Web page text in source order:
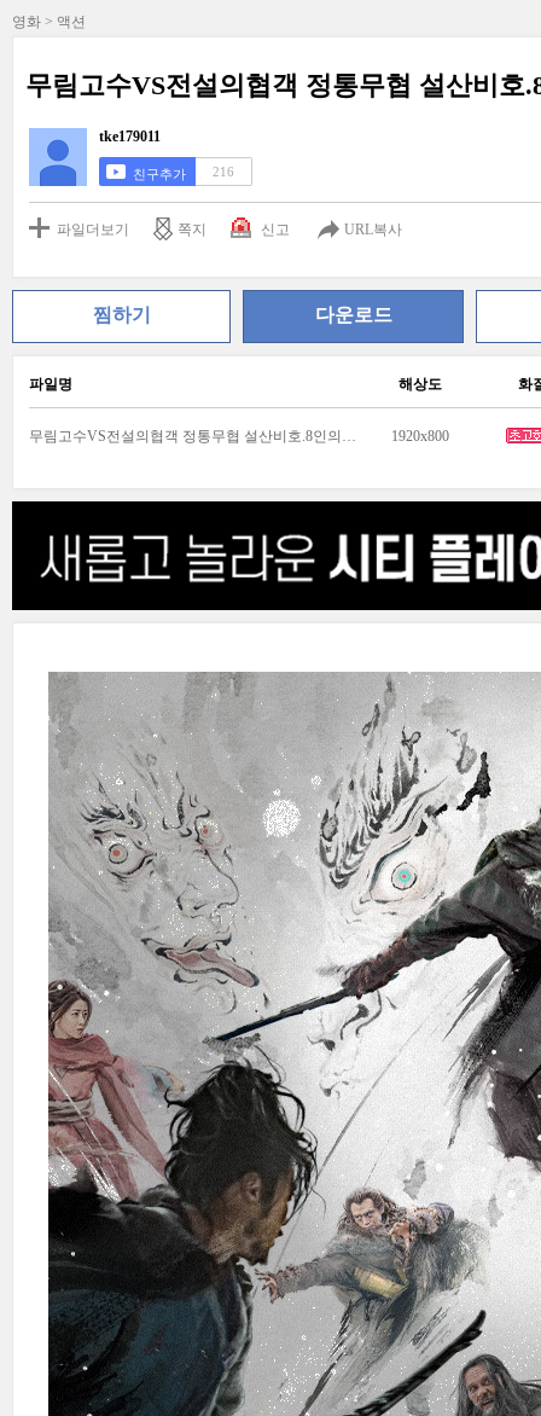
영화 > 액션
무림고수VS전설의협객 정통무협 설산비호
tke179011
친구추가 216
파일더보기 쪽지 신고 URL복사
찜하기 다운로드
파일명 해상도 화
무림고수VS전설의협객 정통무협 설산비호.8인의악인 공식자막.mkv 1920x800